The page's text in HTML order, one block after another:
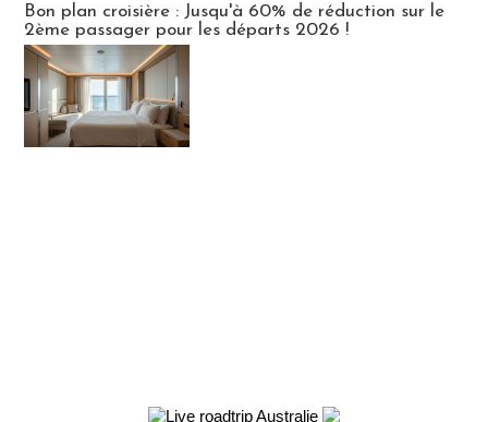
Bon plan croisière : Jusqu'à 60% de réduction sur le
2ème passager pour les départs 2026 !